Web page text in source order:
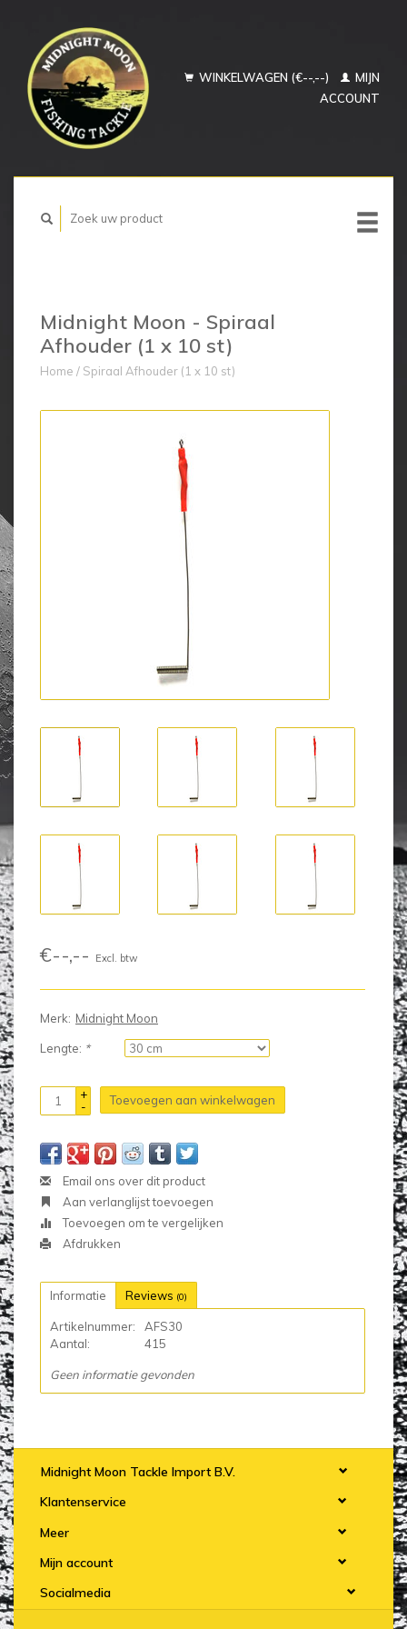
WINKELWAGEN (€--,--)
MIJN
ACCOUNT
Midnight Moon - Spiraal
Afhouder (1 x 10 st)
Home / Spiraal Afhouder (1 x 10 st)
€--,-- Excl. btw
Merk: Midnight Moon
Lengte: *
+
-
Toevoegen aan winkelwagen
Email ons over dit product
Aan verlanglijst toevoegen
Toevoegen om te vergelijken
Afdrukken
Informatie Reviews (0)
Artikelnummer:
AFS30
Aantal:
415
Geen informatie gevonden
Midnight Moon Tackle Import B.V.
Klantenservice
Meer
Mijn account
Socialmedia